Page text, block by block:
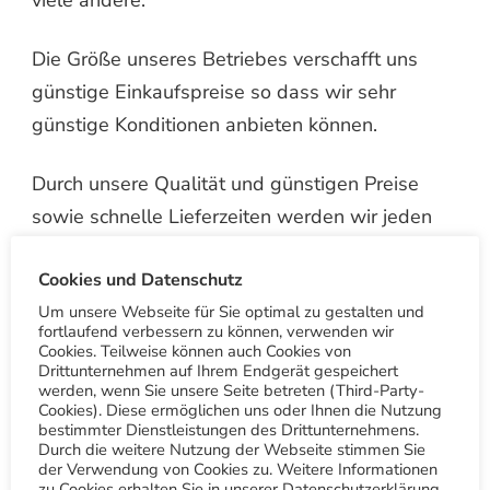
Die Größe unseres Betriebes verschafft uns
günstige Einkaufspreise so dass wir sehr
günstige Konditionen anbieten können.
Durch unsere Qualität und günstigen Preise
sowie schnelle Lieferzeiten werden wir jeden
Serviceangebot
24H Waschbox Wäschetaxi
Cookies und Datenschutz
Um unsere Webseite für Sie optimal zu gestalten und
fortlaufend verbessern zu können, verwenden wir
Cookies. Teilweise können auch Cookies von
Drittunternehmen auf Ihrem Endgerät gespeichert
werden, wenn Sie unsere Seite betreten (Third-Party-
Cookies). Diese ermöglichen uns oder Ihnen die Nutzung
bestimmter Dienstleistungen des Drittunternehmens.
Durch die weitere Nutzung der Webseite stimmen Sie
der Verwendung von Cookies zu. Weitere Informationen